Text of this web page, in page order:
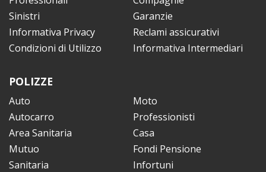
Sinistri
Garanzie
Informativa Privacy
Reclami assicurativi
Condizioni di Utilizzo
Informativa Intermediari
POLIZZE
Auto
Moto
Autocarro
Professionisti
Area Sanitaria
Casa
Mutuo
Fondi Pensione
Sanitaria
Infortuni